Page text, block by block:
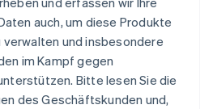
auch, um diese Produkte
und insbesondere
im Kampf gegen
Bitte lesen Sie die
des Geschäftskunden und,